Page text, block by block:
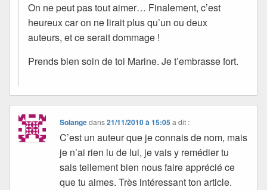
On ne peut pas tout aimer… Finalement, c’est
heureux car on ne lirait plus qu’un ou deux
auteurs, et ce serait dommage !
Prends bien soin de toi Marine. Je t’embrasse fort.
Solangedans21/11/2010 à 15:05 a dit :
C’est un auteur que je connais de nom, mais
je n’ai rien lu de lui, je vais y remédier tu
sais tellement bien nous faire apprécié ce
que tu aimes. Très intéressant ton article.